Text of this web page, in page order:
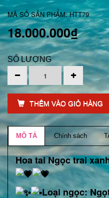
MÃ SỐ SẢN PHẨM: HTT79
18.000.000₫
SỐ LƯỢNG
THÊM VÀO GIỎ HÀNG
MÔ TẢ Chính sách
Hoa tai Ngọc trai
Loại ngọc: